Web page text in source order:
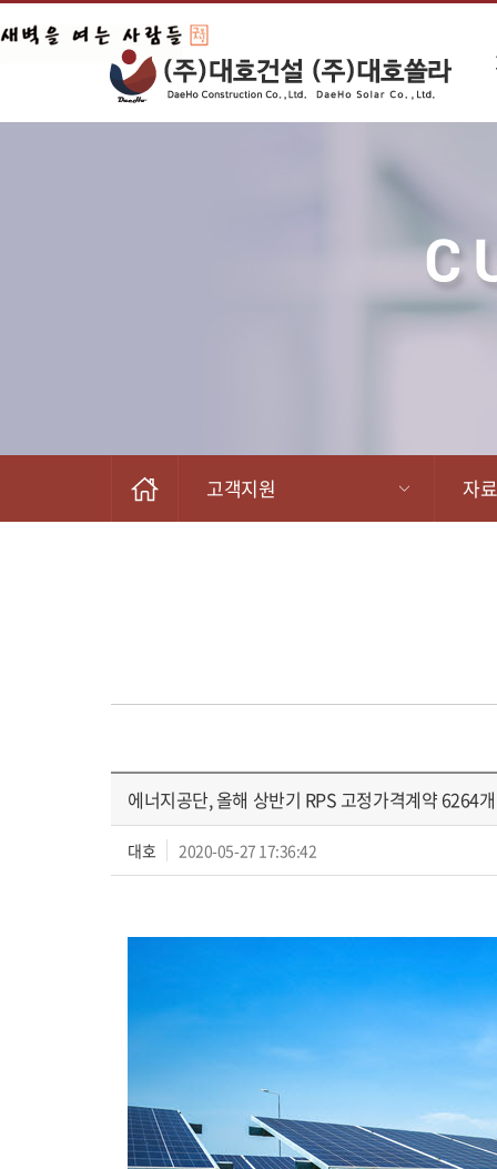
고객지원 자
에너지공단, 올해 상반기 RPS 고정가격계약 6264
대호 2020-05-27 17:36:42